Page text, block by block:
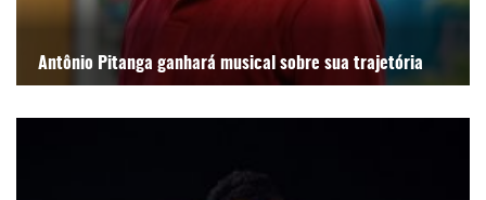
Antônio Pitanga ganhará musical sobre sua trajetória